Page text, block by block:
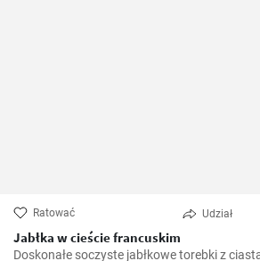
Ratować Udział
Jabłka w cieście francuskim
Doskonałe soczyste jabłkowe torebki z